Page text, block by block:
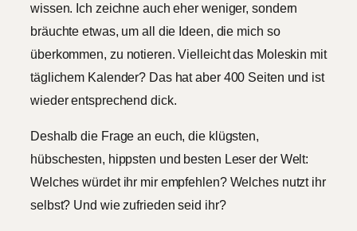
wissen. Ich zeichne auch eher weniger, sondern
bräuchte etwas, um all die Ideen, die mich so
überkommen, zu notieren. Vielleicht das Moleskin mit
täglichem Kalender? Das hat aber 400 Seiten und ist
wieder entsprechend dick.
Deshalb die Frage an euch, die klügsten,
hübschesten, hippsten und besten Leser der Welt:
Welches würdet ihr mir empfehlen? Welches nutzt ihr
selbst? Und wie zufrieden seid ihr?